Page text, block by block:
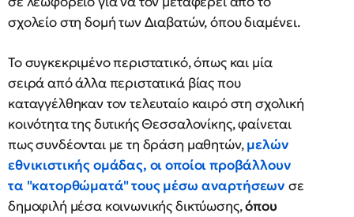
σχολείο στη δομή των Διαβατών, όπου διαμένει.
Το συγκεκριμένο περιστατικό, όπως και μία
σειρά από άλλα περιστατικά βίας που
καταγγέλθηκαν τον τελευταίο καιρό στη σχολική
κοινότητα της δυτικής Θεσσαλονίκης, φαίνεται
πως συνδέονται με τη δράση μαθητών,μελών
εθνικιστικής ομάδας, οι οποίοι προβάλλουν
τα "κατορθώματά" τους μέσω αναρτήσεων σε
δημοφιλή μέσα κοινωνικής δικτύωσης,όπου